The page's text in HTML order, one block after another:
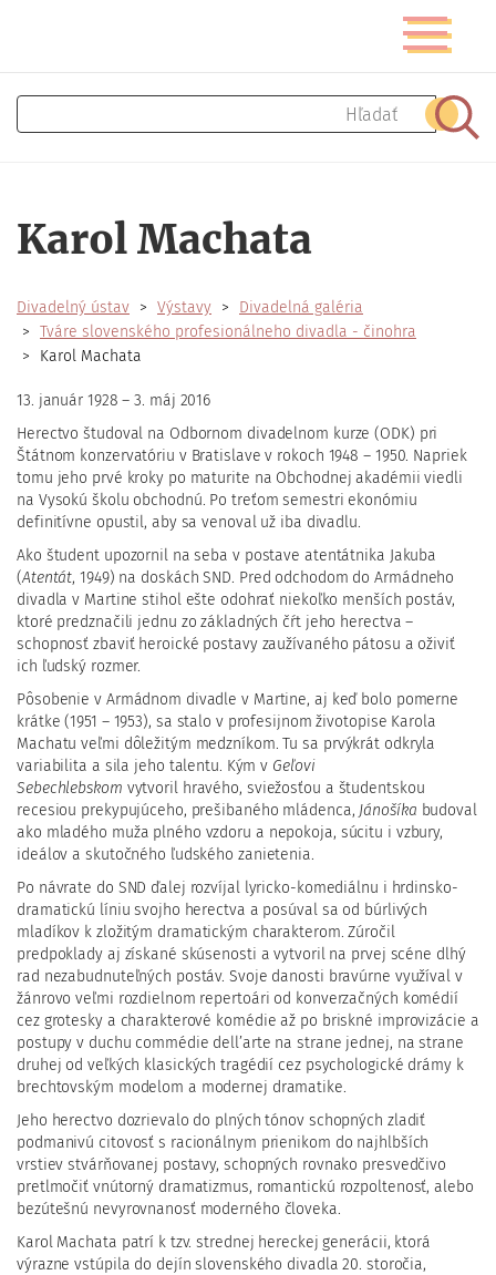
obsah
Prepnúť
navigáciu
Hľadať
Karol Machata
Divadelný ústav Výstavy
Divadelná galéria
Tváre slovenského profesionálneho divadla - činohra
Karol Machata
13. január 1928 – 3. máj 2016
Herectvo študoval na Odbornom divadelnom kurze (ODK) pri
Štátnom konzervatóriu v Bratislave v rokoch 1948 – 1950. Napriek
tomu jeho prvé kroky po maturite na Obchodnej akadémii viedli
na Vysokú školu obchodnú. Po treťom semestri ekonómiu
definitívne opustil, aby sa venoval už iba divadlu.
Ako študent upozornil na seba v postave atentátnika Jakuba
(Atentát, 1949) na doskách SND. Pred odchodom do Armádneho
divadla v Martine stihol ešte odohrať niekoľko menších postáv,
ktoré predznačili jednu zo základných čŕt jeho herectva –
schopnosť zbaviť heroické postavy zaužívaného pátosu a oživiť
ich ľudský rozmer.
Pôsobenie v Armádnom divadle v Martine, aj keď bolo pomerne
krátke (1951 – 1953), sa stalo v profesijnom životopise Karola
Machatu veľmi dôležitým medzníkom. Tu sa prvýkrát odkryla
variabilita a sila jeho talentu. Kým v Geľovi
Sebechlebskom vytvoril hravého, sviežosťou a študentskou
recesiou prekypujúceho, prešibaného mládenca, Jánošíka budoval
ako mladého muža plného vzdoru a nepokoja, súcitu i vzbury,
ideálov a skutočného ľudského zanietenia.
Po návrate do SND ďalej rozvíjal lyricko-komediálnu i hrdinsko-
dramatickú líniu svojho herectva a posúval sa od búrlivých
mladíkov k zložitým dramatickým charakterom. Zúročil
predpoklady aj získané skúsenosti a vytvoril na prvej scéne dlhý
rad nezabudnuteľných postáv. Svoje danosti bravúrne využíval v
žánrovo veľmi rozdielnom repertoári od konverzačných komédií
cez grotesky a charakterové komédie až po briskné improvizácie a
postupy v duchu commédie dell’arte na strane jednej, na strane
druhej od veľkých klasických tragédií cez psychologické drámy k
brechtovským modelom a modernej dramatike.
Jeho herectvo dozrievalo do plných tónov schopných zladiť
podmanivú citovosť s racionálnym prienikom do najhlbších
vrstiev stvárňovanej postavy, schopných rovnako presvedčivo
pretlmočiť vnútorný dramatizmus, romantickú rozpoltenosť, alebo
bezútešnú nevyrovnanosť moderného človeka.
Karol Machata patrí k tzv. strednej hereckej generácii, ktorá
výrazne vstúpila do dejín slovenského divadla 20. storočia,